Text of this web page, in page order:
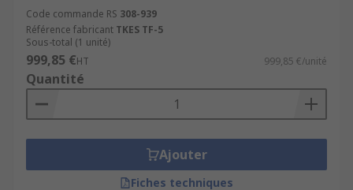
Code commande RS 308-939
Référence fabricant TKES TF-5
Sous-total (1 unité)
999,85 €HT 999,85 €/unité
Quantité
Ajouter
Fiches techniques